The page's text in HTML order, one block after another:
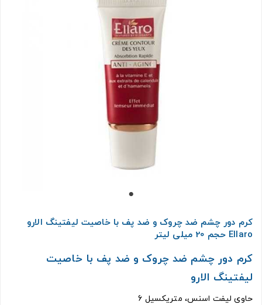
کرم دور چشم ضد چروک و ضد پف با خاصیت لیفتینگ الارو
Ellaro حجم 20 میلی لیتر
کرم دور چشم ضد چروک و ضد پف با خاصیت
لیفتینگ الارو
حاوی لیفت اسنس، متریکسیل 6